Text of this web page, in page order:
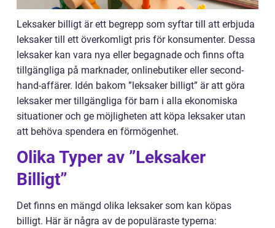
Leksaker billigt är ett begrepp som syftar till att erbjuda
leksaker till ett överkomligt pris för konsumenter. Dessa
leksaker kan vara nya eller begagnade och finns ofta
tillgängliga på marknader, onlinebutiker eller second-
hand-affärer. Idén bakom ”leksaker billigt” är att göra
leksaker mer tillgängliga för barn i alla ekonomiska
situationer och ge möjligheten att köpa leksaker utan
att behöva spendera en förmögenhet.
Olika Typer av ”Leksaker
Billigt”
Det finns en mängd olika leksaker som kan köpas
billigt. Här är några av de populäraste typerna: